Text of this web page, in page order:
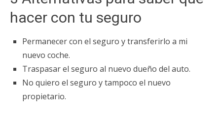
hacer con tu seguro
Permanecer con el seguro y transferirlo a mi
nuevo coche.
Traspasar el seguro al nuevo dueño del auto.
No quiero el seguro y tampoco el nuevo
propietario.